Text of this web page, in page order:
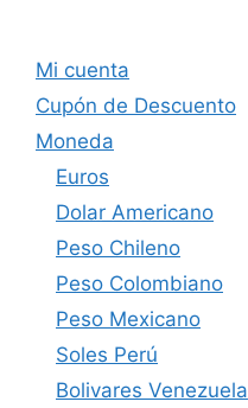
Mi cuenta
Cupón de Descuento
Moneda
Euros
Dolar Americano
Peso Chileno
Peso Colombiano
Peso Mexicano
Soles Perú
Bolivares Venezuela